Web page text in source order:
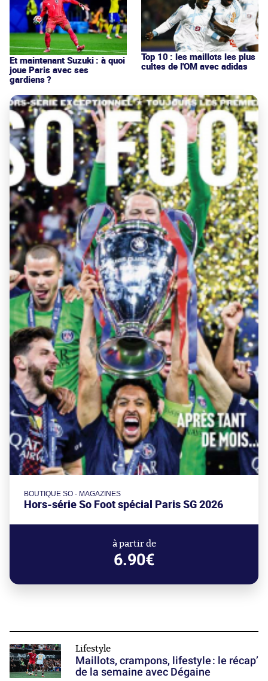
Et maintenant Suzuki : à quoi
joue Paris avec ses
gardiens ?
Top 10 : les maillots les plus
cultes de l'OM avec adidas
BOUTIQUE SO - MAGAZINES
Hors-série So Foot spécial Paris SG 2026
à partir de
6.90€
Lifestyle
Maillots, crampons, lifestyle : le récap’
de la semaine avec Dégaine